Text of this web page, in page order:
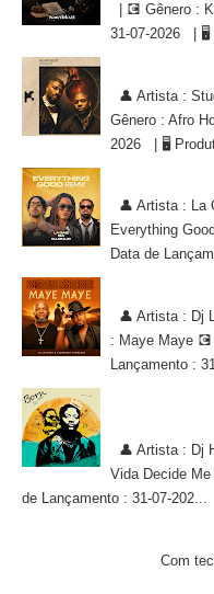
| 💽 Gênero :
31-07-2026 | 🖥
👤 Artista :
Gênero : Afro
2026 | 🖥
👤 Artista : La
Everything
Data de
👤 Artista : Dj
: Maye Maye
Lançamento :
👤 Artista : Dj
Vida Decide
de Lançamento : 31-07-202...
Com